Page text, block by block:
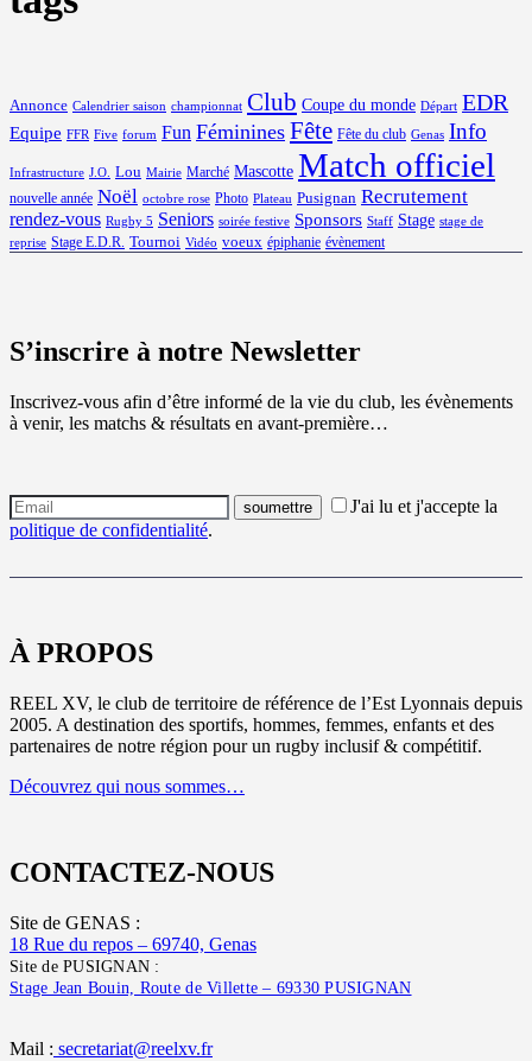
Annonce Calendrier saison championnat Club Coupe du monde Départ EDR
Equipe FFR Five forum Fun Féminines Fête Fête du club Genas Info
Infrastructure J.O. Lou Mairie Marché Mascotte Match officiel
nouvelle année Noël octobre rose Photo Plateau Pusignan Recrutement
rendez-vous Rugby 5 Seniors soirée festive Sponsors Staff Stage stage de
reprise Stage E.D.R. Tournoi Vidéo voeux épiphanie évènement
S’inscrire à notre Newsletter
Inscrivez-vous afin d’être informé de la vie du club, les évènements
à venir, les matchs & résultats en avant-première…
J'ai lu et j'accepte la
politique de confidentialité.
À PROPOS
REEL XV, le club de territoire de référence de l’Est Lyonnais depuis
2005. A destination des sportifs, hommes, femmes, enfants et des
partenaires de notre région pour un rugby inclusif & compétitif.
Découvrez qui nous sommes…
CONTACTEZ-NOUS
Site de GENAS :
18 Rue du repos – 69740, Genas
Site de PUSIGNAN :
Stage Jean Bouin, Route de Villette – 69330 PUSIGNAN
Mail : secretariat@reelxv.fr